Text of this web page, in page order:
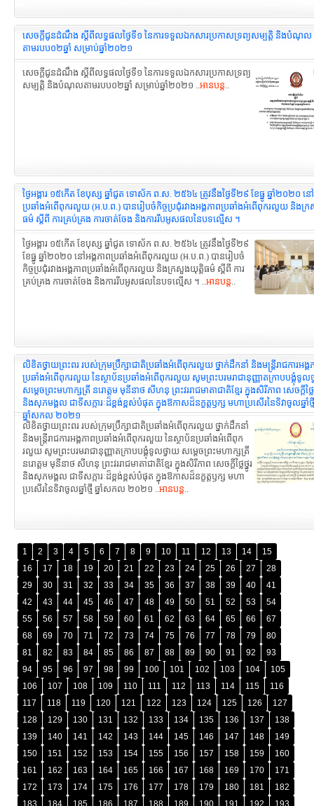
សេចក្ដីជូនដំណឹង ស្ដីពីលទ្ធផលថ្ងៃទី១ នៃការទទួលឯកសារប្រកាសទ្រព្យសម្បត្តិ និងបំណុល
តាមរបប០២ឆ្នាំ សម្រាប់ឆ្នាំ២០២១
សេចក្ដីជូនដំណឹង ស្ដីពីលទ្ធផលថ្ងៃទី១ នៃការទទួលឯកសារប្រកាសទ្រព្យ
សម្បត្តិ និងបំណុលតាមរបប០២ឆ្នាំ សម្រាប់ឆ្នាំ២០២១ ..អានបន្ត..
ថ្ងៃអង្គារ ១៥កើត ខែបុស្ស ឆ្នាំជូត ទោស័ក ព.ស. ២៥៦៤ ត្រូវនឹងថ្ងៃទី២៩ ខែធ្នូ ឆ្នាំ២០២០ នៅ
ប្រឆាំងអំពើពុករលួយ (អ.ប.ព.) បានរៀបចំកិច្ចប្រជុំរវាង​អង្គភាពប្រឆាំង​អំពើពុករលួយ និងក្
ធម៌ ស្ដីពី ការគ្រប់គ្រង ការចាត់ចែង និងការរឹបអូស​ផលនៃបទល្មើស ។
ថ្ងៃអង្គារ ១៥កើត ខែបុស្ស ឆ្នាំជូត ទោស័ក ព.ស. ២៥៦៤ ត្រូវនឹងថ្ងៃទី២៩
ខែធ្នូ ឆ្នាំ២០២០ នៅអង្គភាពប្រឆាំងអំពើពុករលួយ (អ.ប.ព.) បានរៀបចំ
កិច្ចប្រជុំរវាង​អង្គភាពប្រឆាំង​អំពើពុករលួយ និងក្រសួងយុត្តិធម៌ ស្ដីពី ការ
គ្រប់គ្រង ការចាត់ចែង និងការរឹបអូស​ផលនៃបទល្មើស ។ ..អានបន្ត..
លិខិតថ្វាយព្រះពរ របស់ក្រុមប្រឹក្សាជាតិ​ប្រឆាំងអំពើ​ពុករលួយ ថ្នាក់ដឹកនាំ និងមន្រ្ដីរាជការ​អង្គ
ប្រឆាំង​អំពើពុករលួយ នៃស្ថាប័នប្រឆាំង​អំពើពុករលួយ សូមព្រះបរមរាជានុញ្ញាត​ក្រាបបង្គុំទូល
សម្ដេចព្រះមហាក្សត្រី នរោត្តម មុនីនាថ សីហនុ ព្រះវររាជមាតាជាតិខ្មែរ ក្នុងសិរីភាព សេចក្តីថ្លៃ
និងសុភមង្គល ជាទីសក្ការៈដ៏ខ្ពង់ខ្ពស់បំផុត ក្នុងឱកាសដ៏នក្ខត្តឫក្ស មហាប្រសើរនៃទិវាចូលឆ្នាំថ្មី
ឆ្នាំសកល ២០២១
លិខិតថ្វាយព្រះពរ របស់ក្រុមប្រឹក្សាជាតិ​ប្រឆាំងអំពើ​ពុករលួយ ថ្នាក់ដឹកនាំ
និងមន្រ្ដីរាជការ​អង្គភាពប្រឆាំង​អំពើពុករលួយ នៃស្ថាប័នប្រឆាំង​អំពើពុក
រលួយ សូមព្រះបរមរាជានុញ្ញាត​ក្រាបបង្គុំទូលថ្វាយ សម្ដេចព្រះមហាក្សត្រី
នរោត្តម មុនីនាថ សីហនុ ព្រះវររាជមាតាជាតិខ្មែរ ក្នុងសិរីភាព សេចក្តីថ្លៃថ្នូរ
និងសុភមង្គល ជាទីសក្ការៈដ៏ខ្ពង់ខ្ពស់បំផុត ក្នុងឱកាសដ៏នក្ខត្តឫក្ស មហា
ប្រសើរនៃទិវាចូលឆ្នាំថ្មី ឆ្នាំសកល ២០២១ ..អានបន្ត..
1 2 3 4 5 6 7 8 9 10 11 12 13 14
15
16
17 18 19 20 21 22 23 24 25 26 27
28
29
30 31 32 33 34 35 36 37 38 39 40
41
42
43 44 45 46 47 48 49 50 51 52 53
54
55
56 57 58 59 60 61 62 63 64 65 66
67
68
69 70 71 72 73 74 75 76 77 78 79
80
81
82 83 84 85 86 87 88 89 90 91 92
93
94
95 96 97 98 99 100 101 102 103 104
105
106
107 108 109 110 111 112 113 114 115
116
117
118 119 120 121 122 123 124 125 126
127
128
129 130 131 132 133 134 135 136 137
138
139
140 141 142 143 144 145 146 147 148
149
150
151 152 153 154 155 156 157 158 159
160
161
162 163 164 165 166 167 168 169 170
171
172
173 174 175 176 177 178 179 180 181
182
183
184 185 186 187 188 189 190 191 192 193